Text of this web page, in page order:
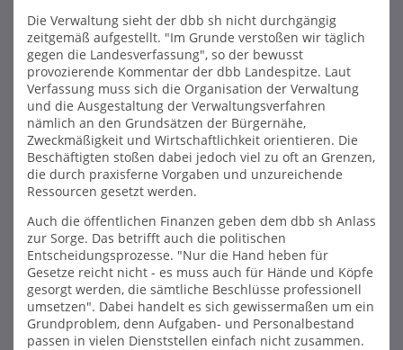
Die Verwaltung sieht der dbb sh nicht durchgängig
zeitgemäß aufgestellt. "Im Grunde verstoßen wir täglich
gegen die Landesverfassung", so der bewusst
provozierende Kommentar der dbb Landespitze. Laut
Verfassung muss sich die Organisation der Verwaltung
und die Ausgestaltung der Verwaltungsverfahren
nämlich an den Grundsätzen der Bürgernähe,
Zweckmäßigkeit und Wirtschaftlichkeit orientieren. Die
Beschäftigten stoßen dabei jedoch viel zu oft an Grenzen,
die durch praxisferne Vorgaben und unzureichende
Ressourcen gesetzt werden.
Auch die öffentlichen Finanzen geben dem dbb sh Anlass
zur Sorge. Das betrifft auch die politischen
Entscheidungsprozesse. "Nur die Hand heben für
Gesetze reicht nicht - es muss auch für Hände und Köpfe
gesorgt werden, die sämtliche Beschlüsse professionell
umsetzen". Dabei handelt es sich gewissermaßen um ein
Grundproblem, denn Aufgaben- und Personalbestand
passen in vielen Dienststellen einfach nicht zusammen.